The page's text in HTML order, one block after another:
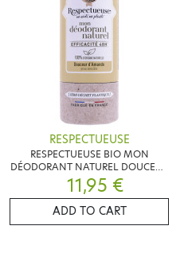
RESPECTUEUSE
RESPECTUEUSE BIO MON
DÉODORANT NATUREL DOUCEUR
AMANDE 50G
11,95 €
ADD TO CART